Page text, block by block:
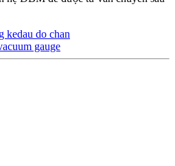
kedau do chan
gauge